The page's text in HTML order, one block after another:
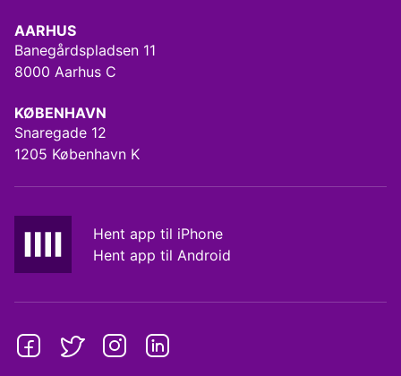
AARHUS
Banegårdspladsen 11
8000 Aarhus C
KØBENHAVN
Snaregade 12
1205 København K
Hent app til iPhone
Hent app til Android